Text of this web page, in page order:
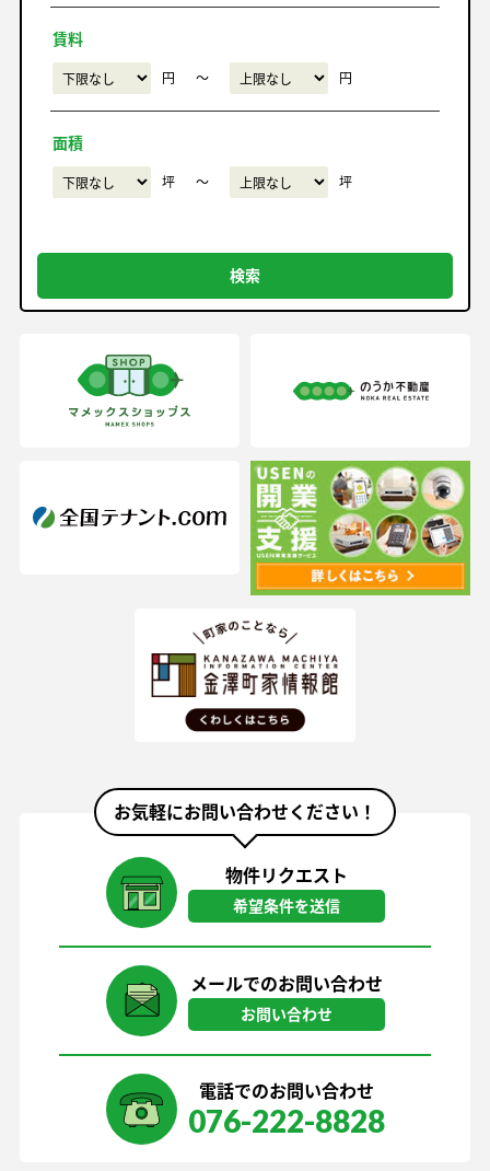
賃料
円 〜 円
面積
坪 〜 坪
お気軽にお問い合わせください！
物件リクエスト
希望条件を送信
メールでのお問い合わせ
お問い合わせ
電話でのお問い合わせ
076-222-8828